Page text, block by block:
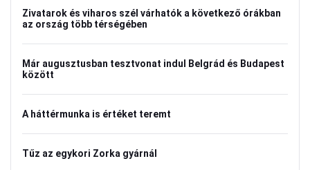
Zivatarok és viharos szél várhatók a következő órákban
az ország több térségében
Már augusztusban tesztvonat indul Belgrád és Budapest
között
A háttérmunka is értéket teremt
Tűz az egykori Zorka gyárnál